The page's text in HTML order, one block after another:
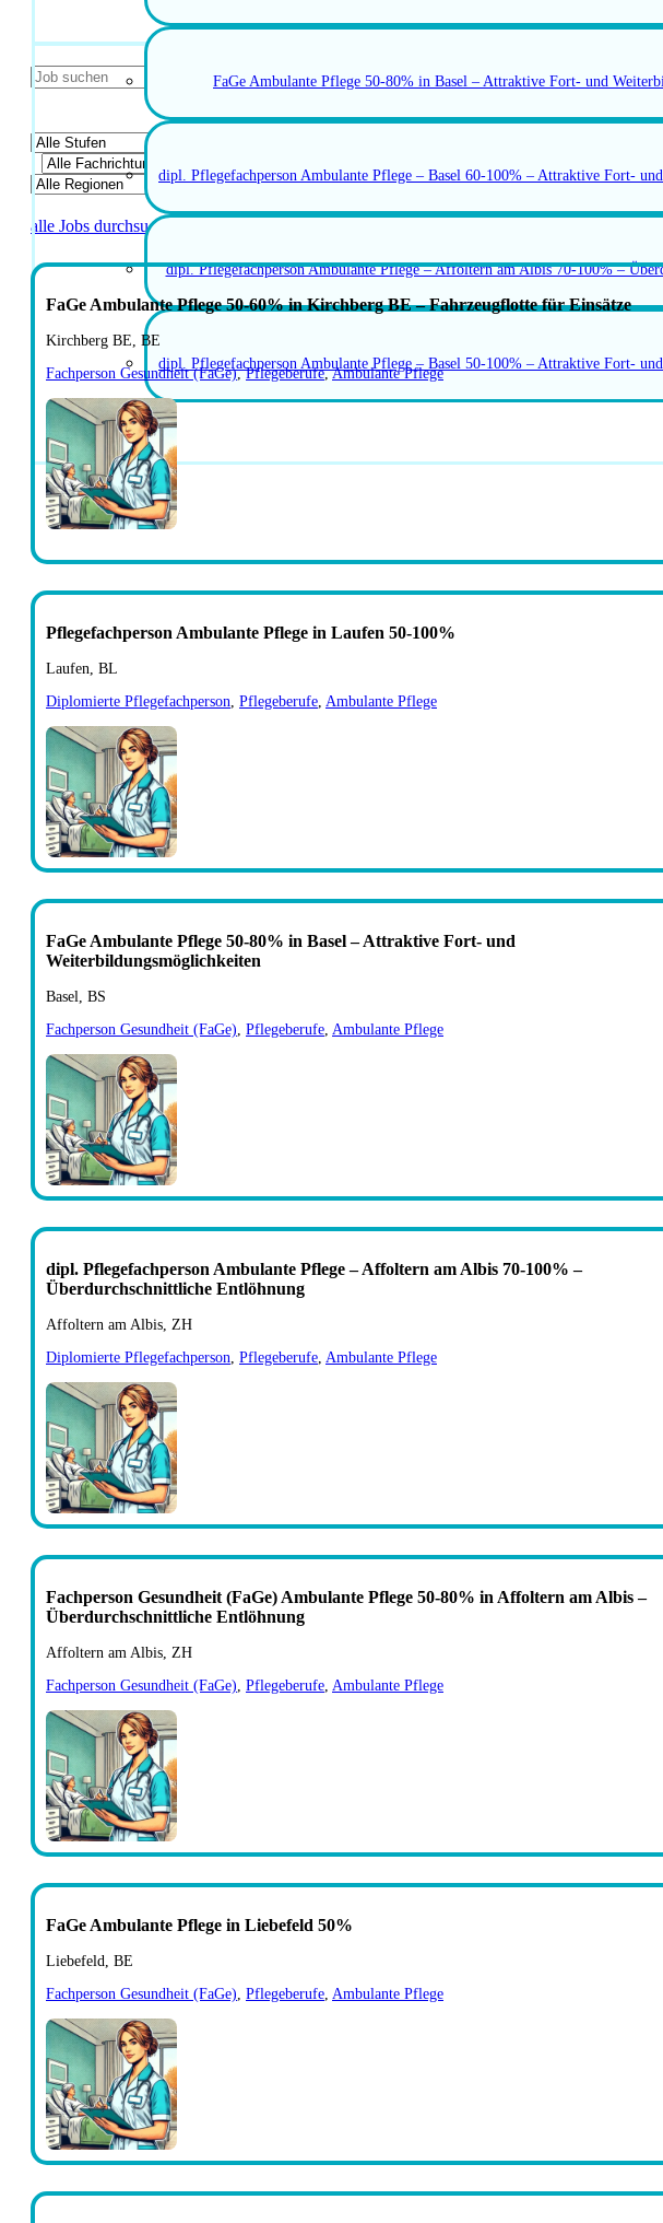
FaGe Ambulante Pflege 50-80% in Basel – Attraktive Fort- und
dipl. Pflegefachperson Ambulante Pflege – Basel 60-100% – Attraktive Fort-
dipl. Pflegefachperson Ambulante Pflege – Affoltern am Albis 70-100% –
dipl. Pflegefachperson Ambulante Pflege – Basel 50-100% – Attraktive Fort-
alle Jobs durchsuchen
FaGe Ambulante Pflege 50-60% in Kirchberg BE – Fahrzeugflotte für Einsätze
Kirchberg BE, BE
Fachperson Gesundheit (FaGe),Pflegeberufe,Ambulante Pflege
Pflegefachperson Ambulante Pflege in Laufen 50-100%
Laufen, BL
Diplomierte Pflegefachperson, Pflegeberufe, Ambulante Pflege
FaGe Ambulante Pflege 50-80% in Basel – Attraktive Fort- und
Weiterbildungsmöglichkeiten
Basel, BS
Fachperson Gesundheit (FaGe), Pflegeberufe, Ambulante Pflege
dipl. Pflegefachperson Ambulante Pflege – Affoltern am Albis 70-100% –
Überdurchschnittliche Entlöhnung
Affoltern am Albis, ZH
Diplomierte Pflegefachperson, Pflegeberufe, Ambulante Pflege
Fachperson Gesundheit (FaGe) Ambulante Pflege 50-80% in Affoltern am Albis –
Überdurchschnittliche Entlöhnung
Affoltern am Albis, ZH
Fachperson Gesundheit (FaGe), Pflegeberufe, Ambulante Pflege
FaGe Ambulante Pflege in Liebefeld 50%
Liebefeld, BE
Fachperson Gesundheit (FaGe), Pflegeberufe, Ambulante Pflege